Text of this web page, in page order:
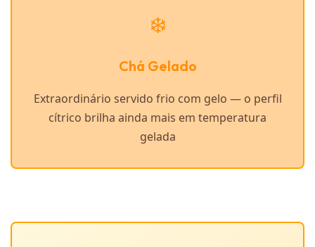
❄️
Chá Gelado
Extraordinário servido frio com gelo — o perfil
cítrico brilha ainda mais em temperatura
gelada